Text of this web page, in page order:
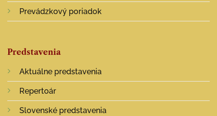
Prevádzkový poriadok
Predstavenia
Aktuálne predstavenia
Repertoár
Slovenské predstavenia